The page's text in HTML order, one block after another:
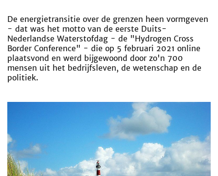
De energietransitie over de grenzen heen vormgeven
- dat was het motto van de eerste Duits-
Nederlandse Waterstofdag - de "Hydrogen Cross
Border Conference" - die op 5 februari 2021 online
plaatsvond en werd bijgewoond door zo'n 700
mensen uit het bedrijfsleven, de wetenschap en de
politiek.